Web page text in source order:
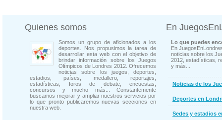
Quienes somos
Somos un grupo de aficionados a los
deportes. Nos propusimos la tarea de
desarrollar esta web con el objetivo de
brindar información sobre los Juegos
Olímpicos de Londres 2012. Ofrecemos
noticias sobre los juegos, deportes,
estadios, países, medallero, reportajes,
estadísticas, foros de debate, encuestas,
concursos y mucho más... Constantemente
buscamos mejorar y ampliar nuestros servicios por
lo que pronto publicaremos nuevas secciones en
nuestra web.
En
Lo que puedes
En
noticias sobre los
2012, estadísticas,
y más...
Noticias de los
Deportes en
Sedes y estadios